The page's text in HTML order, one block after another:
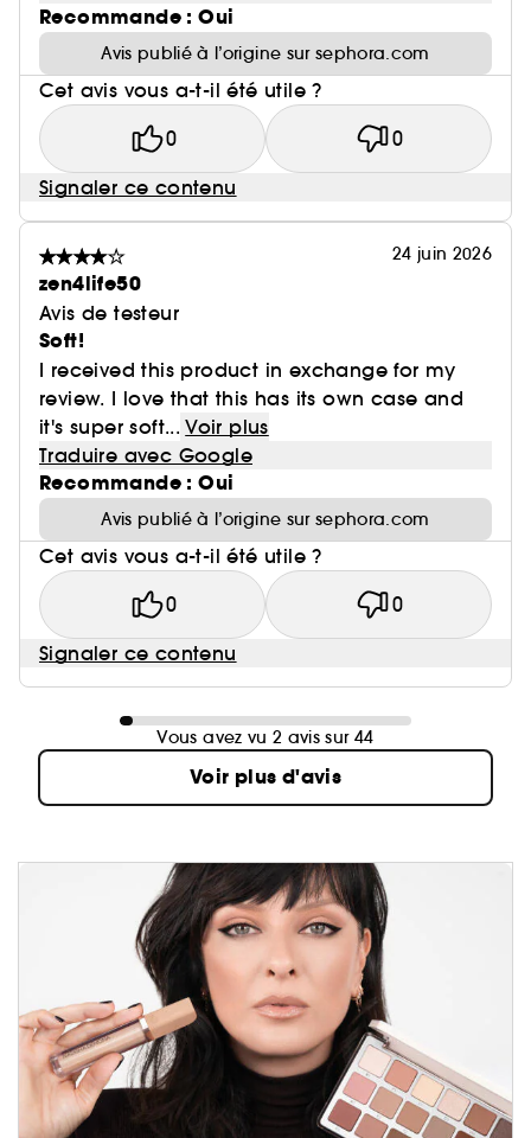
Recommande : Oui
Avis publié à l’origine sur sephora.com
Cet avis vous a-t-il été utile ?
0 0
Signaler ce contenu
24 juin 2026
zen4life50
Avis de testeur
Soft!
I received this product in exchange for my
review. I love that this has its own case and
it's super soft... Voir plus
Traduire avec Google
Recommande : Oui
Avis publié à l’origine sur sephora.com
Cet avis vous a-t-il été utile ?
0 0
Signaler ce contenu
Vous avez vu 2 avis sur 44
Voir plus d'avis